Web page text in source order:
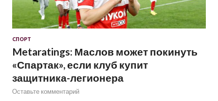
СПОРТ
Metaratings: Маслов может покинуть
«Спартак», если клуб купит
защитника-легионера
Оставьте комментарий